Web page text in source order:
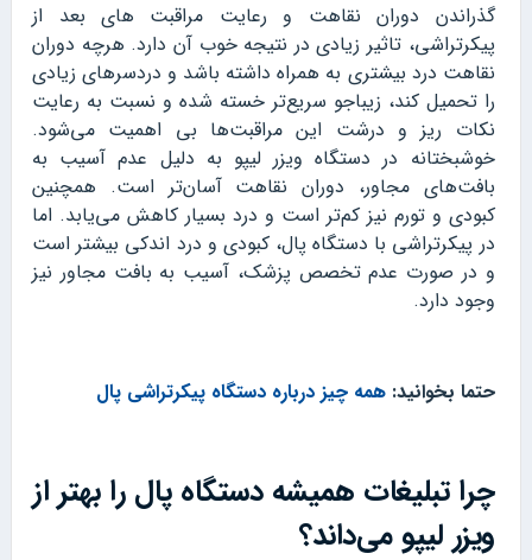
گذراندن دوران نقاهت و رعایت مراقبت های بعد از
پیکرتراشی، تاثیر زیادی در نتیجه خوب آن دارد. هرچه دوران
نقاهت درد بیشتری به همراه داشته باشد و دردسرهای زیادی
را تحمیل کند، زیباجو سریع‌تر خسته شده و نسبت به رعایت
نکات ریز و درشت این مراقبت‌ها بی اهمیت می‌شود.
خوشبختانه در دستگاه ویزر لیپو به دلیل عدم آسیب به
بافت‌های مجاور، دوران نقاهت آسان‌تر است. همچنین
کبودی و تورم نیز کم‌تر است و درد بسیار کاهش می‌یابد. اما
در پیکرتراشی با دستگاه پال، کبودی و درد اندکی بیشتر است
و در صورت عدم تخصص پزشک، آسیب به بافت مجاور نیز
وجود دارد.
حتما بخوانید:همه چیز درباره دستگاه پیکرتراشی پال
چرا تبلیغات همیشه دستگاه پال را بهتر از
ویزر لیپو می‌داند؟